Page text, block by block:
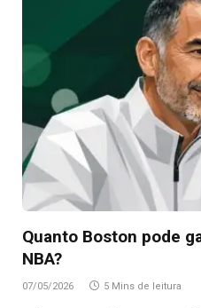
Quanto Boston pode
NBA?
07/05/2026 5 Mins de leitura